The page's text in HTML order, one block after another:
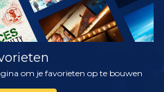
om je favorieten op te bouwen